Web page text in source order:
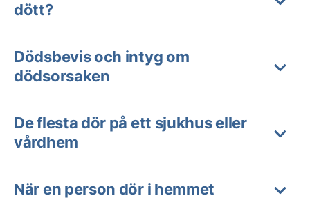
dött?
Dödsbevis och intyg om
dödsorsaken
De flesta dör på ett sjukhus eller
vårdhem
När en person dör i hemmet